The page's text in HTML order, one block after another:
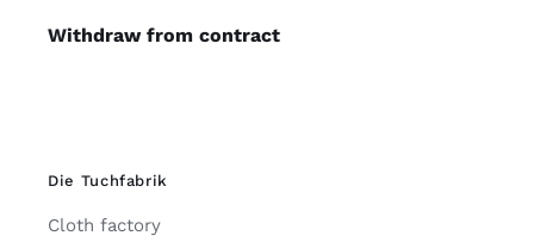
Withdraw from contract
Die Tuchfabrik
Cloth factory